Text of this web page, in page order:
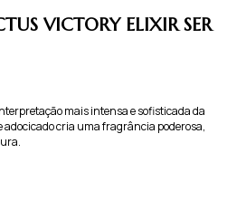
VICTORY ELIXIR SER
mais intensa e sofisticada da
cria uma fragrância poderosa,